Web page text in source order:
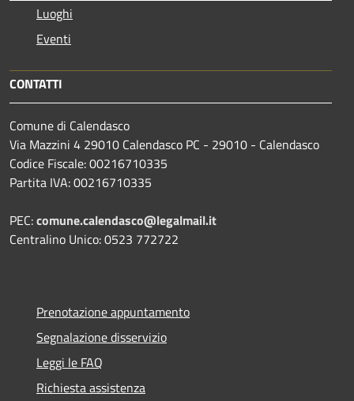
Luoghi
Eventi
CONTATTI
Comune di Calendasco
Via Mazzini 4 29010 Calendasco PC - 29010 - Calendasco
Codice Fiscale: 00216710335
Partita IVA: 00216710335
PEC:comune.calendasco@legalmail.it
Centralino Unico: 0523 772722
Prenotazione appuntamento
Segnalazione disservizio
Leggi le FAQ
Richiesta assistenza